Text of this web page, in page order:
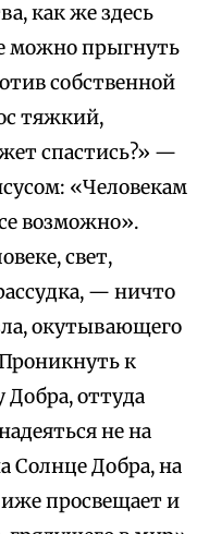
как же здесь
можно прыгнуть
собственной
тяжкий,
спастись?» —
«Человекам
возможно».
свет,
— ничто
окутывающего
к
оттуда
не на
Солнце Добра, на
просвещает и